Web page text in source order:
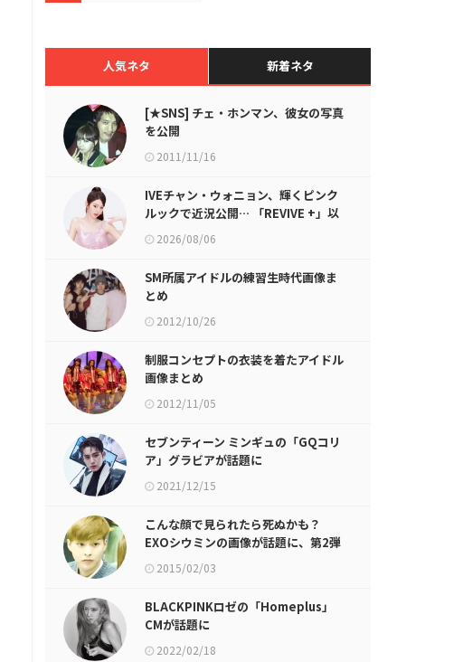
人気ネタ 新着ネタ
[★SNS] チェ・ホンマン、彼女の写真
を公開
2011/11/16
IVEチャン・ウォニョン、輝くピンク
ルックで近況公開… 「REVIVE +」以
降のグラビア活動
2026/08/06
SM所属アイドルの練習生時代画像ま
とめ
2012/10/26
制服コンセプトの衣装を着たアイドル
画像まとめ
2012/11/05
セブンティーン ミンギュの「GQコリ
ア」グラビアが話題に
2021/12/15
こんな顔で見られたら死ぬかも？
EXOシウミンの画像が話題に、第2弾
2015/02/03
BLACKPINKロゼの「Homeplus」
CMが話題に
2022/02/18